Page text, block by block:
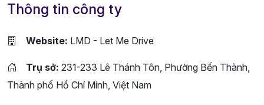
Thông tin công ty
Website: LMD - Let Me Drive
Trụ sở: 231-233 Lê Thánh Tôn, Phường Bến Thành,
Thành phố Hồ Chí Minh, Việt Nam